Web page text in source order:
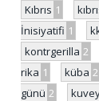
Kıbrıs 1
İnisiyatifi 1
kontrgerilla 2
rika 1 küba 2
günü 2